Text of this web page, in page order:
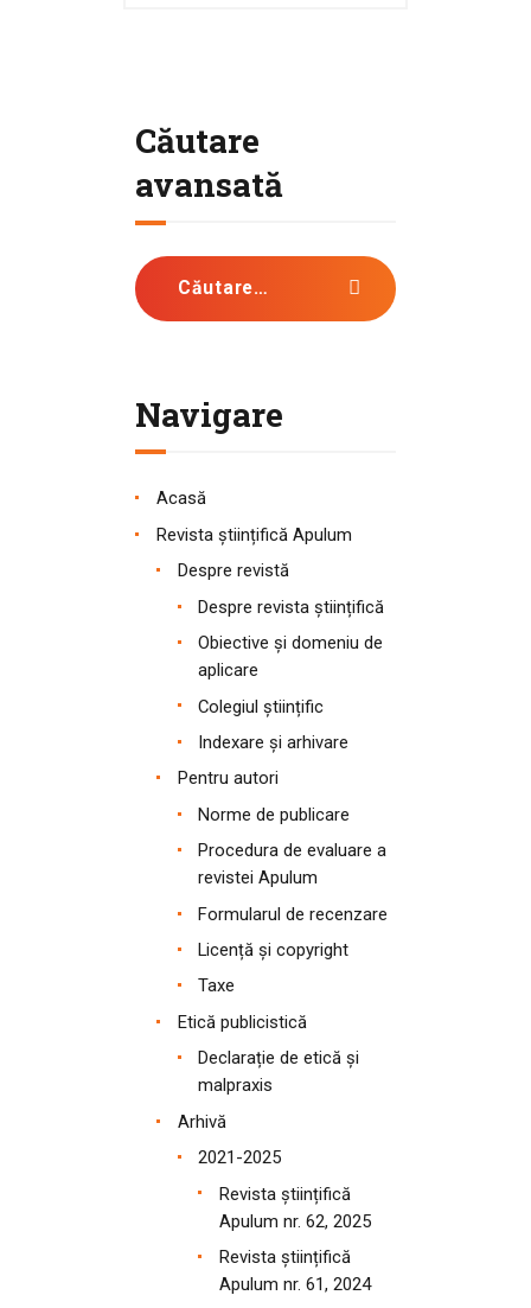
Căutare
avansată
Caută după:
Navigare
Acasă
Revista științifică Apulum
Despre revistă
Despre revista științifică
Obiective și domeniu de
aplicare
Colegiul științific
Indexare și arhivare
Pentru autori
Norme de publicare
Procedura de evaluare a
revistei Apulum
Formularul de recenzare
Licență și copyright
Taxe
Etică publicistică
Declarație de etică și
malpraxis
Arhivă
2021-2025
Revista științifică
Apulum nr. 62, 2025
Revista științifică
Apulum nr. 61, 2024